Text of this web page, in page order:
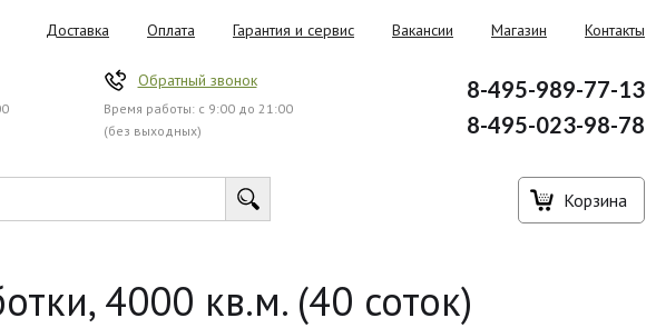
Доставка Оплата Гарантия и сервис Вакансии Магазин Контакты
Обратный звонок
Время работы: с 9:00 до 21:00
(без выходных)
8-495-989-77-13
8-495-023-98-78
Корзина
4000 кв.м. (40 соток)